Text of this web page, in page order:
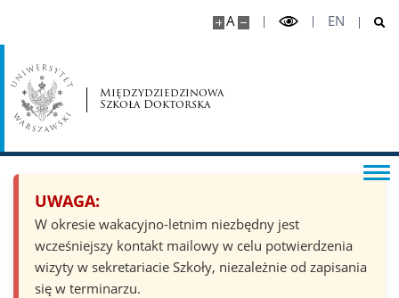
A EN
Międzydziedzinowa
Szkoła Doktorska
Dyrekcja
Rada MSD
Rada doktorantów MSD
UWAGA:
W okresie wakacyjno-letnim niezbędny jest
wcześniejszy kontakt mailowy w celu potwierdzenia
wizyty w sekretariacie Szkoły, niezależnie od zapisania
się w terminarzu.